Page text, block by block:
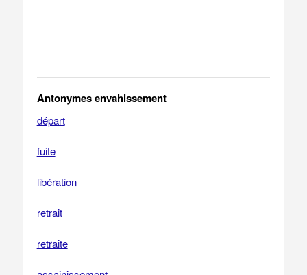
Antonymes envahissement
départ
fuite
libération
retrait
retraite